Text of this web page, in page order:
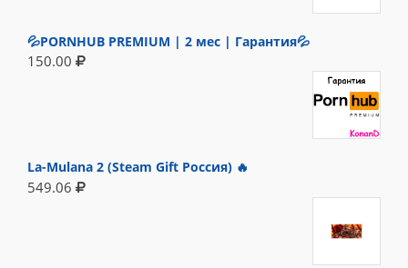
💦PORNHUB PREMIUM | 2 мес | Гарантия💦
150.00
La-Mulana 2 (Steam Gift Россия) 🔥
549.06